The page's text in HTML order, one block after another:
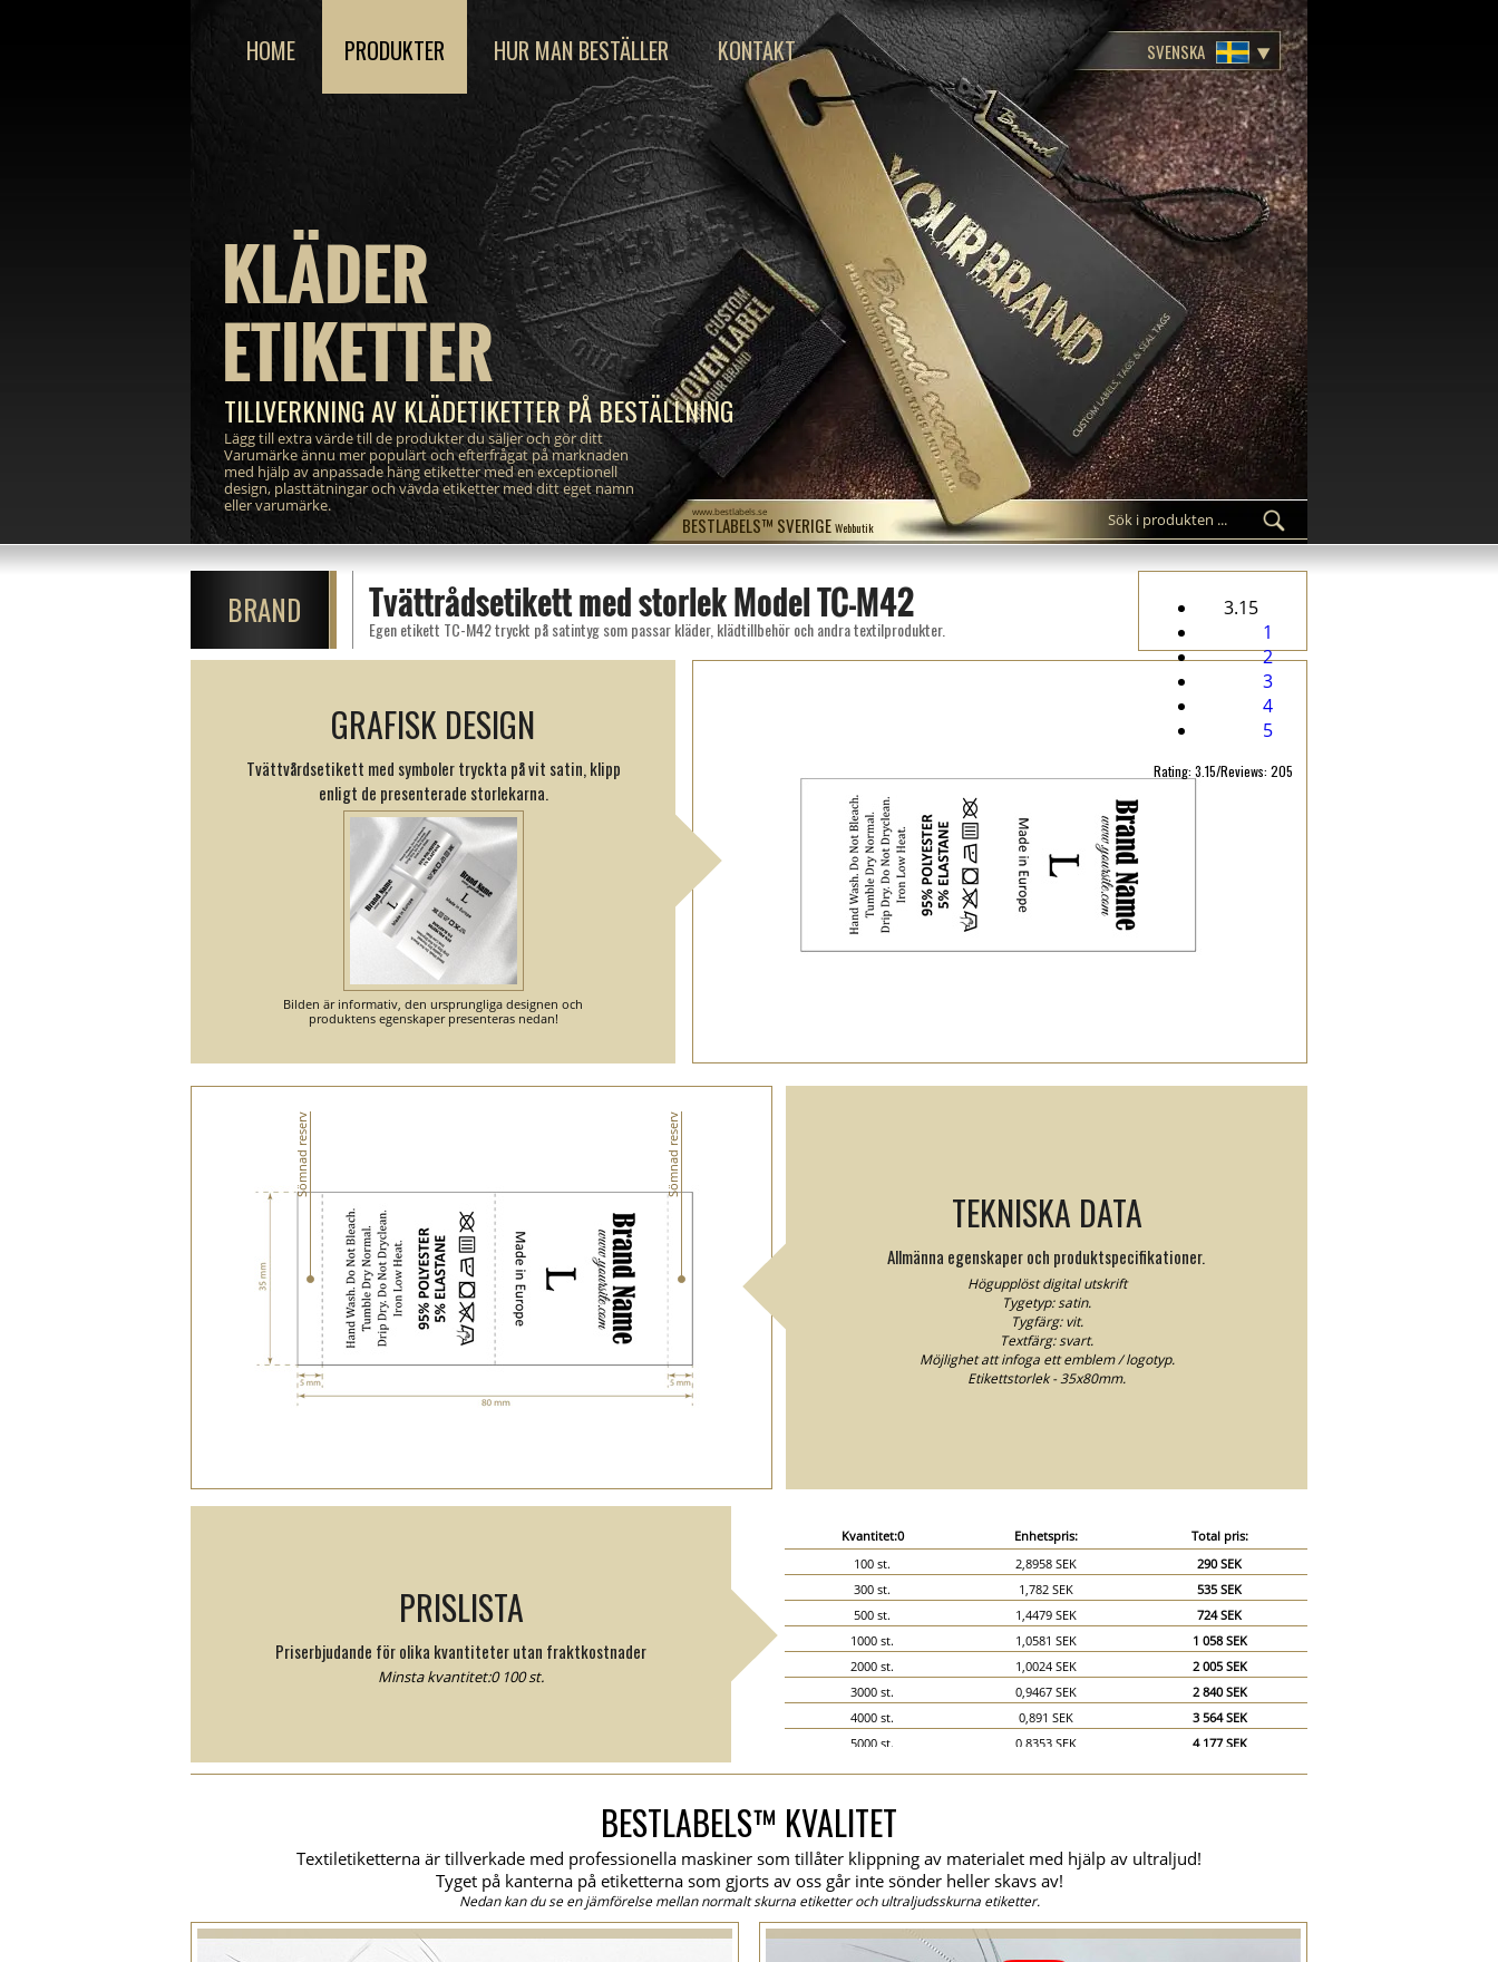
BESTLABELS™ SVERIGE Webbutik
www.bestlabels.se
KLÄDER
ETIKETTER
TILLVERKNING AV KLÄDETIKETTER PÅ BESTÄLLNING
Lägg till extra värde till de produkter du säljer och gör ditt
Varumärke ännu mer populärt och efterfrågat på marknaden
med hjälp av anpassade häng etiketter med en exceptionell
design, plasttätningar och vävda etiketter med ditt eget namn
eller varumärke.
HOME PRODUKTER HUR MAN BESTÄLLER KONTAKT SVENSKA
BRAND Tvättrådsetikett med storlek Model TC-M42
Egen etikett TC-M42 tryckt på satintyg som passar kläder, klädtillbehör och andra textilprodukter.
3.15
1
2
3
4
5
Rating: 3.15/Reviews: 205
GRAFISK DESIGN
Tvättvårdsetikett med symboler tryckta på vit satin, klipp
enligt de presenterade storlekarna.
Bilden är informativ, den ursprungliga designen och
produktens egenskaper presenteras nedan!
TEKNISKA DATA
Allmänna egenskaper och produktspecifikationer.
Högupplöst digital utskrift
Tygetyp: satin.
Tygfärg: vit.
Textfärg: svart.
Möjlighet att infoga ett emblem / logotyp.
Etikettstorlek - 35x80mm.
Sömnad reserv Sömnad reserv
PRISLISTA
Priserbjudande för olika kvantiteter utan fraktkostnader
Minsta kvantitet:0 100 st.
Kvantitet:0 Enhetspris:
Total pris:
100 st.
2,8958 SEK
290 SEK
300 st.
1,782 SEK
535 SEK
500 st.
1,4479 SEK
724 SEK
1000 st.
1,0581 SEK
1 058 SEK
2000 st.
1,0024 SEK
2 005 SEK
3000 st.
0,9467 SEK
2 840 SEK
4000 st.
0,891 SEK
3 564 SEK
5000 st.
0,8353 SEK
4 177 SEK
8000 st.
10000 st.
0,5569 SEK
15000 st.
0,5012 SEK
20000 st.
0,4455 SEK 8 910 SEK
BESTLABELS™ KVALITET
Textiletiketterna är tillverkade med professionella maskiner som tillåter klippning av materialet med hjälp av ultraljud!
Tyget på kanterna på etiketterna som gjorts av oss går inte sönder heller skavs av!
Nedan kan du se en jämförelse mellan normalt skurna etiketter och ultraljudsskurna etiketter.